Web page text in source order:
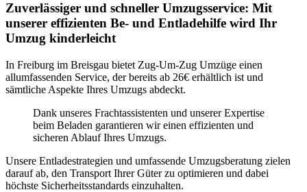
Zuverlässiger und schneller Umzugsservice: Mit
unserer effizienten Be- und Entladehilfe wird Ihr
Umzug kinderleicht
In Freiburg im Breisgau bietet Zug-Um-Zug Umzüge einen
allumfassenden Service, der bereits ab 26€ erhältlich ist und
sämtliche Aspekte Ihres Umzugs abdeckt.
Dank unseres Frachtassistenten und unserer Expertise
beim Beladen garantieren wir einen effizienten und
sicheren Ablauf Ihres Umzugs.
Unsere Entladestrategien und umfassende Umzugsberatung zielen
darauf ab, den Transport Ihrer Güter zu optimieren und dabei
höchste Sicherheitsstandards einzuhalten.